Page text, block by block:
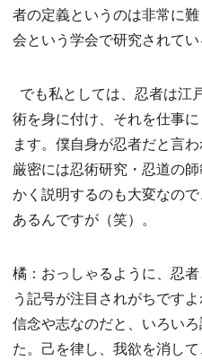
者の定義というのは非常に
会という学会で研究されてい
でも私としては、忍者は江
術を身に付け、それを仕事
ます。僕自身が忍者だと言
厳密には忍術研究・忍道の
かく説明するのも大変なの
あるんですが（笑）。
橘：おっしゃるように、忍
う記号が注目されがちです
信念や志なのだと、いろい
た。己を律し、我欲を消し